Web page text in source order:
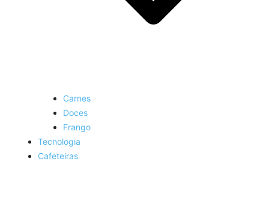
Carnes
Doces
Frango
Tecnologia
Cafeteiras